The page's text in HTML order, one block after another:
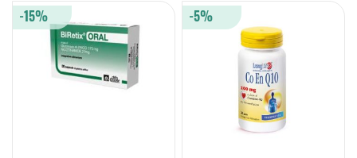
-15% -5%